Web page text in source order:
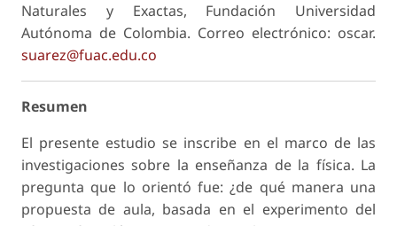
Naturales y Exactas, Fundación Universidad
Autónoma de Colombia. Correo electrónico: oscar.
suarez@fuac.edu.co
Resumen
El presente estudio se inscribe en el marco de las
investigaciones sobre la enseñanza de la física. La
pregunta que lo orientó fue: ¿de qué manera una
propuesta de aula, basada en el experimento del